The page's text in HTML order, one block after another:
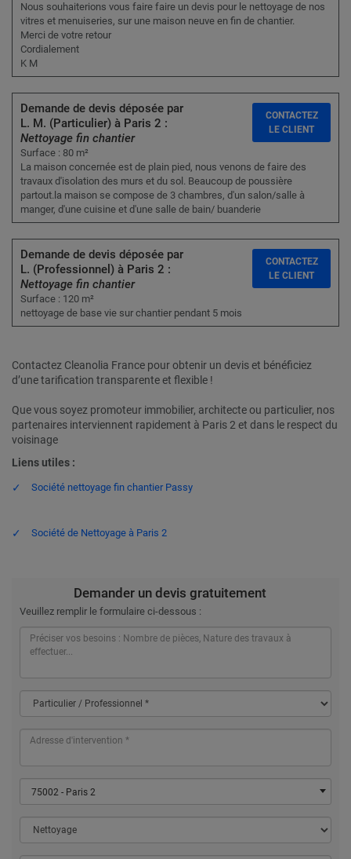
Nous souhaiterions vous faire faire un devis pour le nettoyage de nos
vitres et menuiseries, sur une maison neuve en fin de chantier.
Merci de votre retour
Cordialement
K M
Demande de devis déposée par
L. M. (Particulier) à Paris 2 :
Nettoyage fin chantier
Surface : 80 m²
La maison concernée est de plain pied, nous venons de faire des
travaux d'isolation des murs et du sol. Beaucoup de poussière
partout.la maison se compose de 3 chambres, d'un salon/salle à
manger, d'une cuisine et d'une salle de bain/ buanderie
CONTACTEZ
LE CLIENT
Demande de devis déposée par
L. (Professionnel) à Paris 2 :
Nettoyage fin chantier
Surface : 120 m²
nettoyage de base vie sur chantier pendant 5 mois
CONTACTEZ
LE CLIENT
Contactez Cleanolia France pour obtenir un devis et bénéficiez
d’une tarification transparente et flexible !
Que vous soyez promoteur immobilier, architecte ou particulier, nos
partenaires interviennent rapidement à Paris 2 et dans le respect du
voisinage
Liens utiles :
Société nettoyage fin chantier Passy
Société de Nettoyage à Paris 2
Demander un devis gratuitement
Veuillez remplir le formulaire ci-dessous :
75002 - Paris 2